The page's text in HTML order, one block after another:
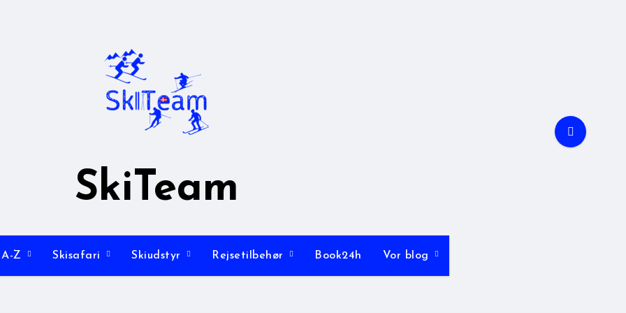
SkiTeam
Z Skisafari Skiudstyr Rejsetilbehør Book24h Vor blog